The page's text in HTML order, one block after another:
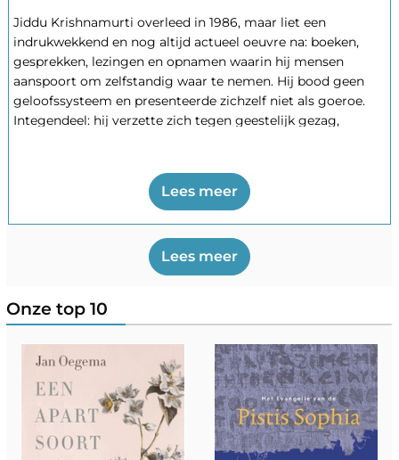
Jiddu Krishnamurti overleed in 1986, maar liet een
indrukwekkend en nog altijd actueel oeuvre na: boeken,
gesprekken, lezingen en opnamen waarin hij mensen
aanspoort om zelfstandig waar te nemen. Hij bood geen
geloofssysteem en presenteerde zichzelf niet als goeroe.
Integendeel: hij verzette zich tegen geestelijk gezag,
sommigen werd gezien als een uitzonderlijk spiritueel
leraar, maar die iedere officiële status als wereldleraar van
Lees meer
Lees meer
Onze top 10